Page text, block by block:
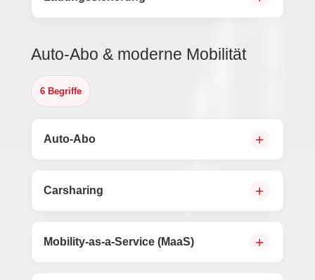
Auto-Abo & moderne Mobilität
6 Begriffe
Auto-Abo
Carsharing
Mobility-as-a-Service (MaaS)